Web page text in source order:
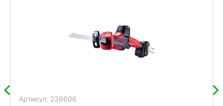
Артикул: 238606